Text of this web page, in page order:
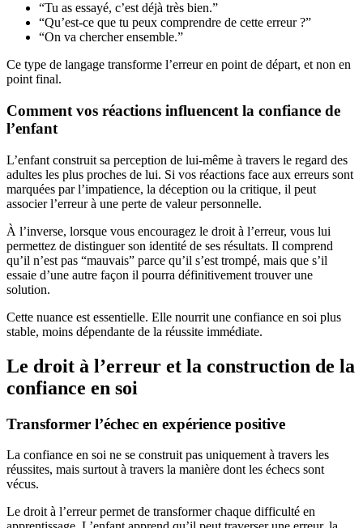
“Tu as essayé, c’est déjà très bien.”
“Qu’est-ce que tu peux comprendre de cette erreur ?”
“On va chercher ensemble.”
Ce type de langage transforme l’erreur en point de départ, et non en
point final.
Comment vos réactions influencent la confiance de
l’enfant
L’enfant construit sa perception de lui-même à travers le regard des
adultes les plus proches de lui. Si vos réactions face aux erreurs sont
marquées par l’impatience, la déception ou la critique, il peut
associer l’erreur à une perte de valeur personnelle.
À l’inverse, lorsque vous encouragez le droit à l’erreur, vous lui
permettez de distinguer son identité de ses résultats. Il comprend
qu’il n’est pas “mauvais” parce qu’il s’est trompé, mais que s’il
essaie d’une autre façon il pourra définitivement trouver une
solution.
Cette nuance est essentielle. Elle nourrit une confiance en soi plus
stable, moins dépendante de la réussite immédiate.
Le droit à l’erreur et la construction de la
confiance en soi
Transformer l’échec en expérience positive
La confiance en soi ne se construit pas uniquement à travers les
réussites, mais surtout à travers la manière dont les échecs sont
vécus.
Le droit à l’erreur permet de transformer chaque difficulté en